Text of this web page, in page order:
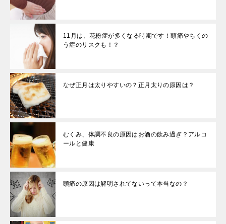
11月は、花粉症が多くなる時期です！頭痛やちくの
う症のリスクも！？
なぜ正月は太りやすいの？正月太りの原因は？
むくみ、体調不良の原因はお酒の飲み過ぎ？アルコ
ールと健康
頭痛の原因は解明されてないって本当なの？